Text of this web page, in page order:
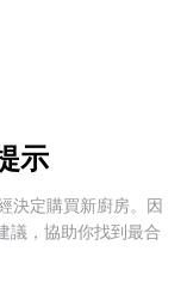
示
決定購買新廚房。因
議，協助你找到最合